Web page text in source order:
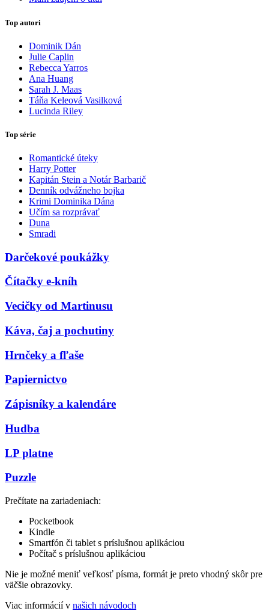
Top autori
Dominik Dán
Julie Caplin
Rebecca Yarros
Ana Huang
Sarah J. Maas
Táňa Keleová Vasilková
Lucinda Riley
Top série
Romantické úteky
Harry Potter
Kapitán Stein a Notár Barbarič
Denník odvážneho bojka
Krimi Dominika Dána
Učím sa rozprávať
Duna
Smradi
Darčekové poukážky
Čítačky e-kníh
Vecičky od Martinusu
Káva, čaj a pochutiny
Hrnčeky a fľaše
Papiernictvo
Zápisníky a kalendáre
Hudba
LP platne
Puzzle
Prečítate na zariadeniach:
Pocketbook
Kindle
Smartfón či tablet s príslušnou aplikáciou
Počítač s príslušnou aplikáciou
Nie je možné meniť veľkosť písma, formát je preto vhodný skôr pre
väčšie obrazovky.
Viac informácií v našich návodoch